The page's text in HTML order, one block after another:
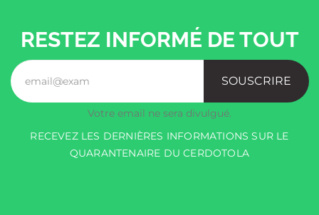
RESTEZ INFORMÉ DE TOUT
SOUSCRIRE
Votre email ne sera divulgué.
RECEVEZ LES DERNIÈRES INFORMATIONS SUR LE
QUARANTENAIRE DU CERDOTOLA